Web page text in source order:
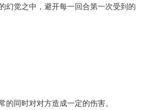
幻觉之中，避开每一回合第一次受到的
同时对对方造成一定的伤害。